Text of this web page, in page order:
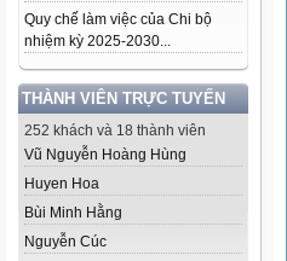
Quy chế làm việc của Chi bộ
nhiệm kỳ 2025-2030...
THÀNH VIÊN TRỰC TUYẾN
252 khách và 18 thành viên
Vũ Nguyễn Hoàng Hùng
Huyen Hoa
Bùi Minh Hằng
Nguyễn Cúc